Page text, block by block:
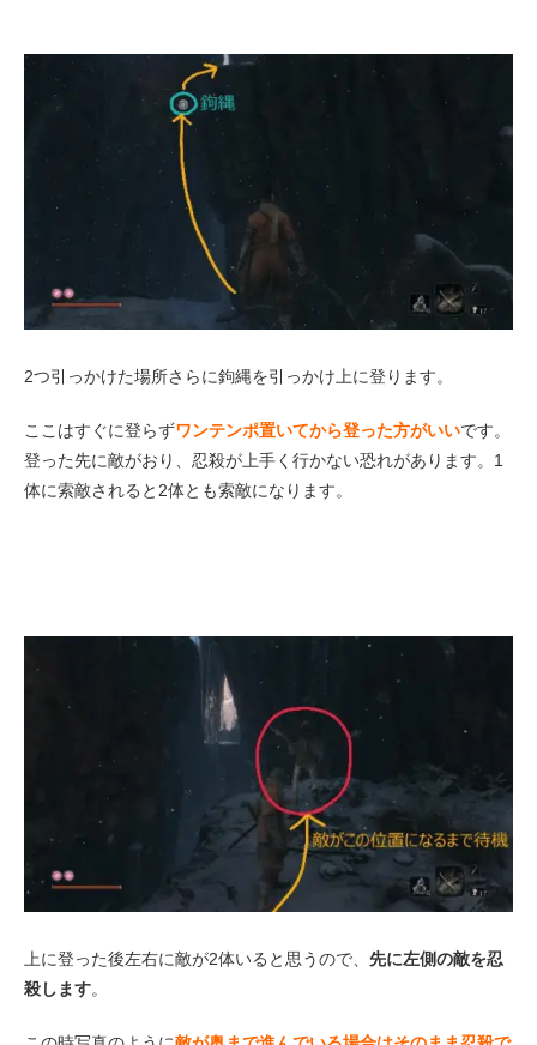
2つ引っかけた場所さらに鉤縄を引っかけ上に登ります。
ここはすぐに登らずワンテンポ置いてから登った方がいいです。
登った先に敵がおり、忍殺が上手く行かない恐れがあります。1
体に索敵されると2体とも索敵になります。
上に登った後左右に敵が2体いると思うので、 先に左側の敵を忍
殺します。